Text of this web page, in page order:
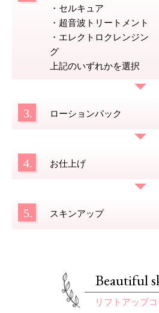
・セルキュア
・超音波トリートメント
・エレクトロクレンジン
上記のいずれかを選択
3. ローションパック
4. お仕上げ
5. スキンアップ
Beautiful
リフトアップコ